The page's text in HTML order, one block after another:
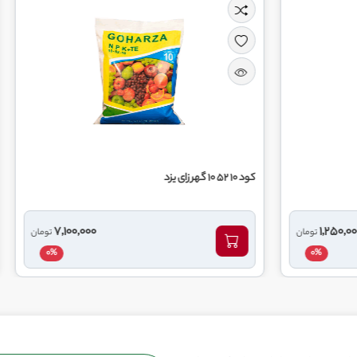
7,100,000